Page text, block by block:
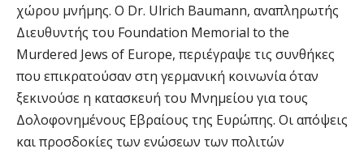
χώρου μνήμης. Ο Dr. Ulrich Baumann, αναπληρωτής
Διευθυντής του Foundation Memorial to the
Murdered Jews of Europe, περιέγραψε τις συνθήκες
που επικρατούσαν στη γερμανική κοινωνία όταν
ξεκινούσε η κατασκευή του Μνημείου για τους
Δολοφονημένους Εβραίους της Ευρώπης. Οι απόψεις
και προσδοκίες των ενώσεων των πολιτών